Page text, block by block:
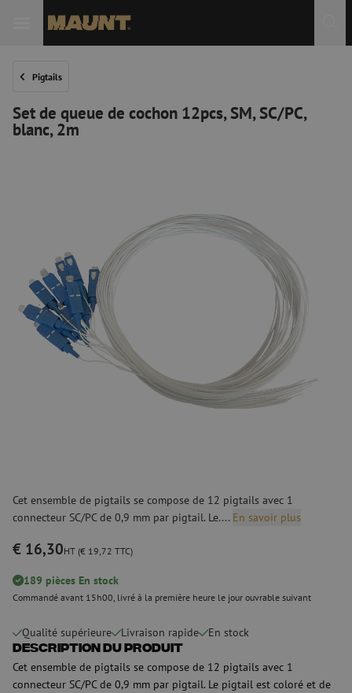
Pigtails
Set de queue de cochon 12pcs, SM, SC/PC,
blanc, 2m
Cet ensemble de pigtails se compose de 12 pigtails avec 1
connecteur SC/PC de 0,9 mm par pigtail. Le.... En savoir plus
€ 16,30HT (€ 19,72 TTC)
189 pièces En stock
Commandé avant 15h00, livré à la première heure le jour ouvrable suivant
Qualité supérieure Livraison rapide En stock
Description du produit
Cet ensemble de pigtails se compose de 12 pigtails avec 1
connecteur SC/PC de 0,9 mm par pigtail. Le pigtail est coloré et de